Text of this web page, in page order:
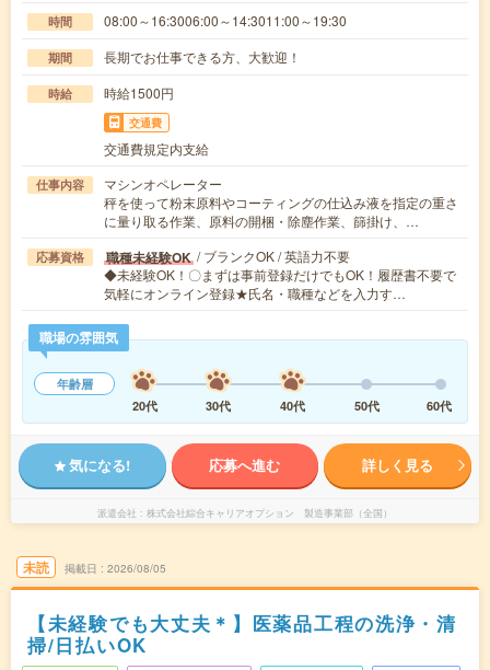
時間 08:00～16:3006:00～14:3011:00～19:30
期間 長期でお仕事できる方、大歓迎！
時給 時給1500円
交通費
交通費規定内支給
仕事内容
マシンオペレーター
秤を使って粉末原料やコーティングの仕込み液を指定の重さ
に量り取る作業、原料の開梱・除塵作業、篩掛け、…
応募資格 職種未経験OK / ブランクOK / 英語力不要
◆未経験OK！〇まずは事前登録だけでもOK！履歴書不要で
気軽にオンライン登録★氏名・職種などを入力す…
職場の雰囲気
年齢層
20代
30代 40代 50代 60代
気になる! 応募へ進む 詳しく見る
派遣会社 株式会社綜合キャリアオプション 製造事業部（全国）
未読 掲載日 2026/08/05
【未経験でも大丈夫＊】医薬品工程の洗浄・清
掃/日払いOK